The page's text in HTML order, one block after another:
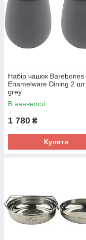
Набір чашок Barebones
Enamelware Dining 2
grey
В наявності
1 780 ₴
Купити